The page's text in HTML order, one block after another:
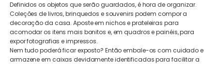
Definidos os objetos que serão guardados, é hora de organizar.
Coleções de livros, brinquedos e souvenirs podem compor a
decoração da casa. Aposte em nichos e prateleiras para
acomodar os itens mais bonitos e, em quadros e painéis, para
expor fotografias e impressos.
Nem tudo poderá ficar exposto? Então embale-os com cuidado e
armazene em caixas devidamente identificadas para facilitar a